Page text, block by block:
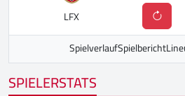
LFX
SpielverlaufSpielbericht
SPIELERSTATS